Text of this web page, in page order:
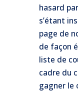
hasard
s’étant
page de
de façon
liste de
cadre du
gagner le